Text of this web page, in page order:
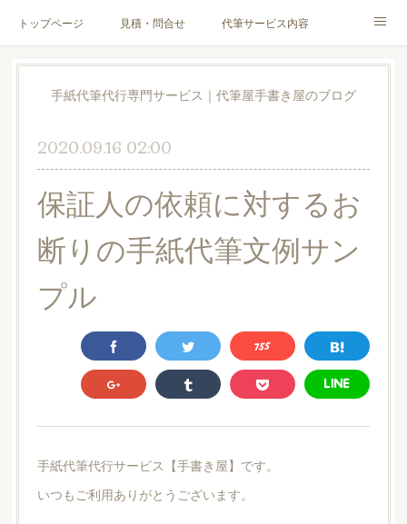
トップページ 見積・問合せ 代筆サービス内容
料金表 代筆サンプル 手紙文章作成代行サービス
ブログ お客様の声
Instagram
手紙代筆代行専門サービス｜代筆屋手書き屋のブログ
2020.09.16 02:00
保証人の依頼に対するお
断りの手紙代筆文例サン
プル
手紙代筆代行サービス【手書き屋】です。
いつもご利用ありがとうございます。